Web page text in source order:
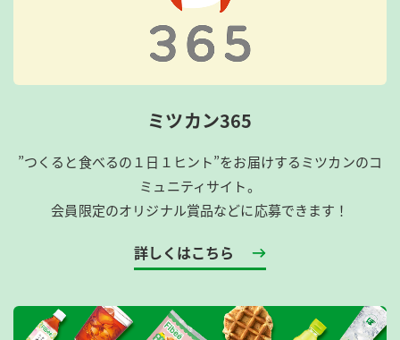
ミツカン365
”つくると食べるの１日１ヒント”をお届けするミツカンのコ
ミュニティサイト。
会員限定のオリジナル賞品などに応募できます！
詳しくはこちら